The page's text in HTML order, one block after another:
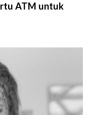
ATM untuk